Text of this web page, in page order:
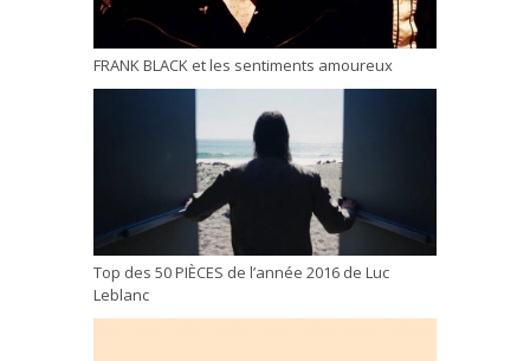
FRANK BLACK et les sentiments amoureux
Top des 50 PIÈCES de l’année 2016 de Luc
Leblanc